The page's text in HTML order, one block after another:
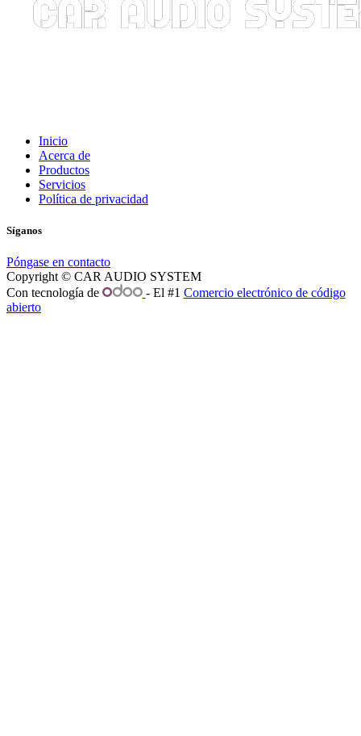
Inicio
Acerca de
Productos
Servicios
Política de privacidad
Síganos
Póngase en contacto
Copyright © CAR AUDIO SYSTEM
Con tecnología de
- El #1 Comercio electrónico de código
abierto